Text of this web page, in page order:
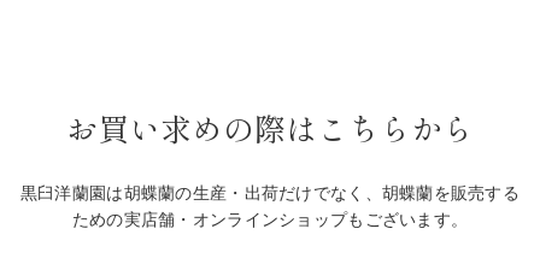
お買い求めの際はこちらから
黒臼洋蘭園は胡蝶蘭の生産・出荷だけでなく、胡蝶蘭を販売する
ための実店舗・オンラインショップもございます。